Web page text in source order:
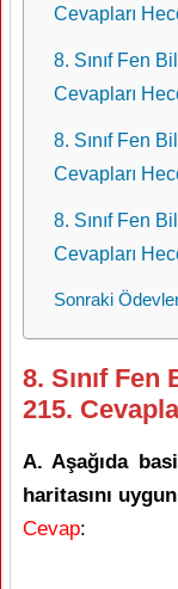
Cevapları
8. Sınıf Fen
Cevapları
8. Sınıf Fen
Cevapları
8. Sınıf Fen
Cevapları
Sonraki
8. Sınıf
215.
A. Aşağıda
haritasını
Cevap: